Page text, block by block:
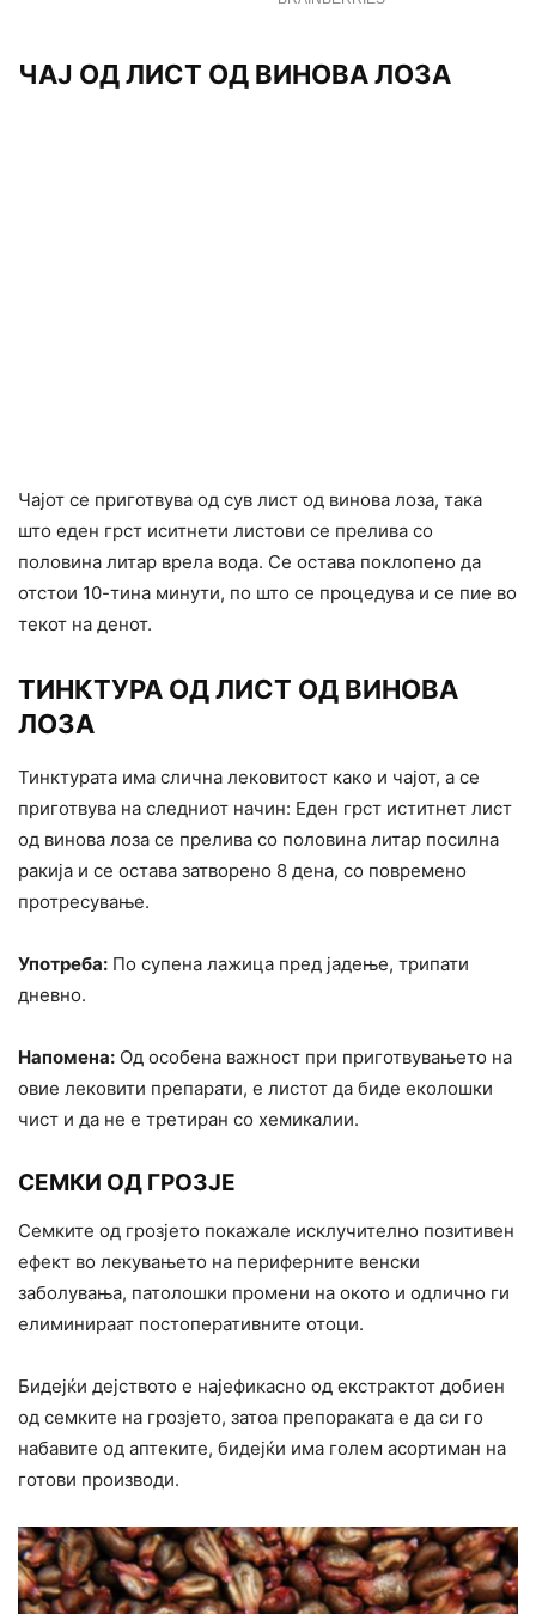
ЧАЈ ОД ЛИСТ ОД ВИНОВА ЛОЗА
Чајот се приготвува од сув лист од винова лоза, така
што еден грст иситнети листови се прелива со
половина литар врела вода. Се остава поклопено да
отстои 10-тина минути, по што се процедува и се пие во
текот на денот.
ТИНКТУРА ОД ЛИСТ ОД ВИНОВА
ЛОЗА
Тинктурата има слична лековитост како и чајот, а се
приготвува на следниот начин: Еден грст иститнет лист
од винова лоза се прелива со половина литар посилна
ракија и се остава затворено 8 дена, со повремено
протресување.
Употреба: По супена лажица пред јадење, трипати
дневно.
Напомена: Од особена важност при приготвувањето на
овие лековити препарати, е листот да биде еколошки
чист и да не е третиран со хемикалии.
СЕМКИ ОД ГРОЗЈЕ
Семките од грозјето покажале исклучително позитивен
ефект во лекувањето на периферните венски
заболувања, патолошки промени на окото и одлично ги
елиминираат постоперативните отоци.
Бидејќи дејството е најефикасно од екстрактот добиен
од семките на грозјето, затоа препораката е да си го
набавите од аптеките, бидејќи има голем асортиман на
готови производи.